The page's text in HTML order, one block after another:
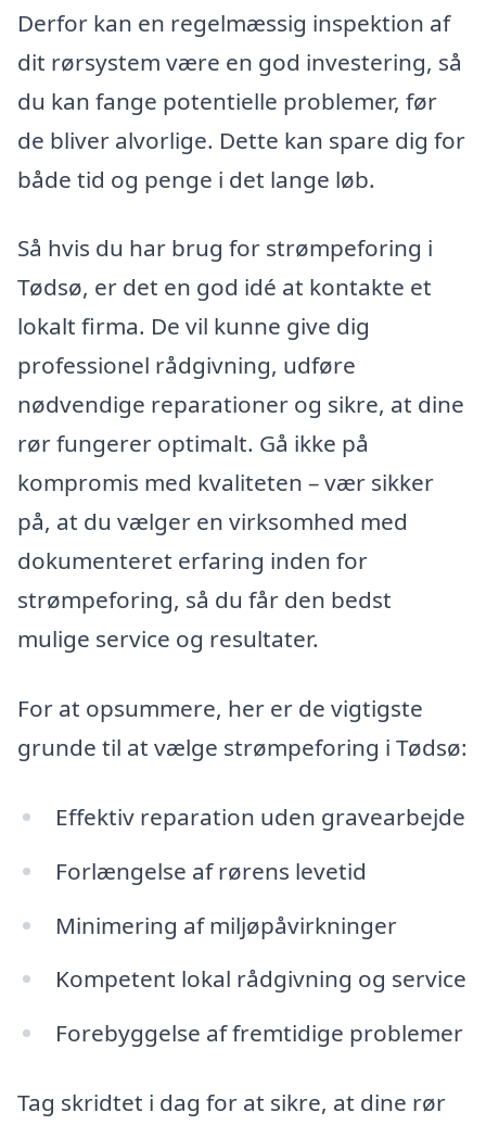
Derfor kan en regelmæssig inspektion af
dit rørsystem være en god investering, så
du kan fange potentielle problemer, før
de bliver alvorlige. Dette kan spare dig for
både tid og penge i det lange løb.
Så hvis du har brug for strømpeforing i
Tødsø, er det en god idé at kontakte et
lokalt firma. De vil kunne give dig
professionel rådgivning, udføre
nødvendige reparationer og sikre, at dine
rør fungerer optimalt. Gå ikke på
kompromis med kvaliteten – vær sikker
på, at du vælger en virksomhed med
dokumenteret erfaring inden for
strømpeforing, så du får den bedst
mulige service og resultater.
For at opsummere, her er de vigtigste
grunde til at vælge strømpeforing i Tødsø:
Effektiv reparation uden gravearbejde
Forlængelse af rørens levetid
Minimering af miljøpåvirkninger
Kompetent lokal rådgivning og service
Forebyggelse af fremtidige problemer
Tag skridtet i dag for at sikre, at dine rør